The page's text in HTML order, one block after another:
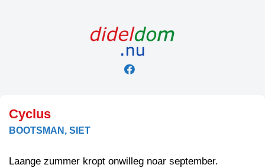
Cyclus
BOOTSMAN, SIET
Laange zummer kropt onwilleg noar september.